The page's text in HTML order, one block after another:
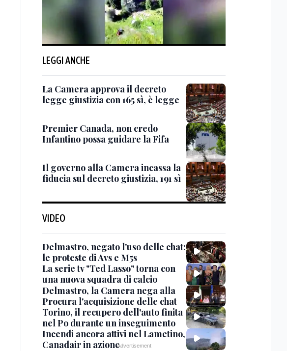
LEGGI ANCHE
La Camera approva il decreto
legge giustizia con 165 sì, è legge
Premier Canada, non credo
Infantino possa guidare la Fifa
Il governo alla Camera incassa la
fiducia sul decreto giustizia, 191 sì
VIDEO
Delmastro, negato l'uso delle chat:
le proteste di Avs e M5s
La serie tv "Ted Lasso" torna con
una nuova squadra di calcio
Delmastro, la Camera nega alla
Procura l'acquisizione delle chat
Torino, il recupero dell'auto finita
nel Po durante un inseguimento
Incendi ancora attivi nel Lametino,
Canadair in azione